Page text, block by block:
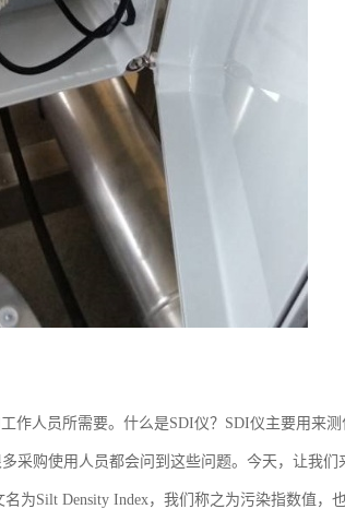
人员所需要。什么是SDI仪？SDI仪主要用来测
采购使用人员都会问到这些问题。今天，让我们
为Silt Density Index，我们称之为污染指数值，